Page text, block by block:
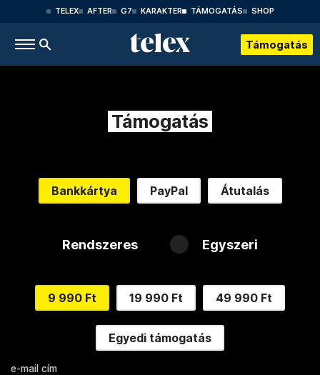
TELEX AFTER G7 KARAKTER TÁMOGATÁS SHOP
Támogatás
Támogatás
Bankkártya PayPal Átutalás
Rendszeres Egyszeri
9 990 Ft 19 990 Ft 49 990 Ft
Egyedi támogatás
e-mail cím